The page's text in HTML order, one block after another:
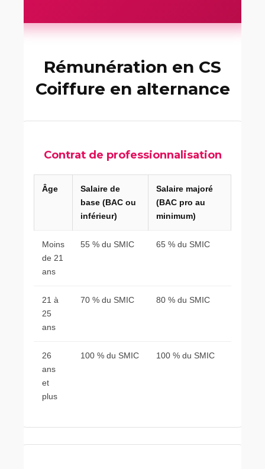
Rémunération en CS
Coiffure en alternance
Contrat de professionnalisation
Âge
Salaire de
base (BAC ou
inférieur)
Salaire majoré
(BAC pro au
minimum)
Moins
de 21
ans
55 % du SMIC 65 % du SMIC
21 à
25
ans
70 % du SMIC 80 % du SMIC
26
ans
et
plus
100 % du SMIC 100 % du SMIC